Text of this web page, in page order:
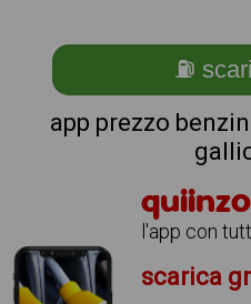
⛽
app prezzo
l'app con
scarica